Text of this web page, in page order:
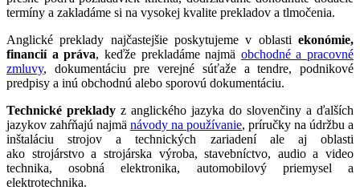
termíny a zakladáme si na vysokej kvalite prekladov a tlmočenia.
Anglické preklady najčastejšie poskytujeme v oblasti ekonómie,
financií a práva, keďže prekladáme najmä obchodné a pracovné
zmluvy, dokumentáciu pre verejné súťaže a tendre, podnikové
predpisy a inú obchodnú alebo sporovú dokumentáciu.
Technické preklady z anglického jazyka do slovenčiny a ďalších
jazykov zahŕňajú najmä návody na používanie, príručky na údržbu a
inštaláciu strojov a technických zariadení ale aj oblasti
ako strojárstvo a strojárska výroba, stavebníctvo, audio a video
technika, osobná elektronika, automobilový priemysel a
elektrotechnika.